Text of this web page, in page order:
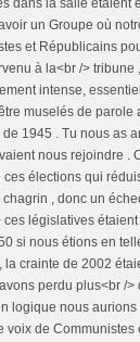
dans la salle étaient
un Groupe où
et Républicains
à la<br /> tribune
intense,
muselés de parole
de 1945 . Tu nous as
nous rejoindre .
ces élections qui
, donc un
ces législatives
si nous étions en
la crainte de 2002
perdu plus<br />
logique nous
voix de Communistes